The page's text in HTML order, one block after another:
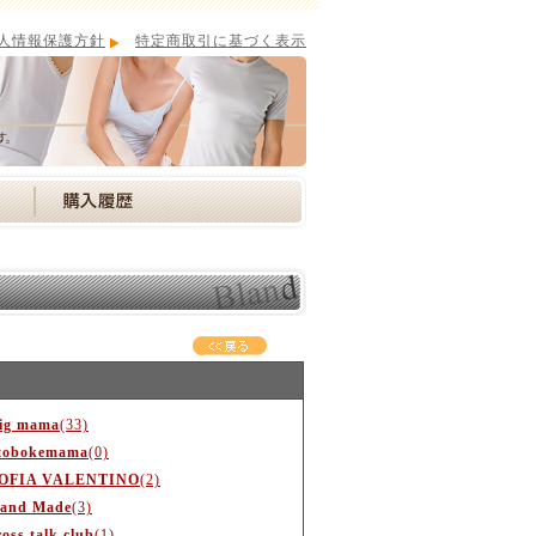
特定商取引に基づく表示
情報保護方針
mama(33)
(0)
VALENTINO(2)
Made(3)